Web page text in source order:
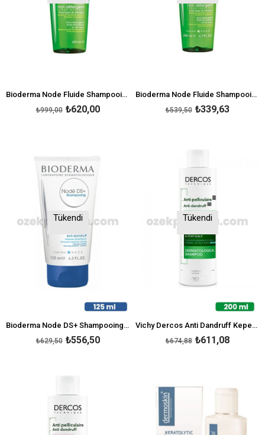
Bioderma Node Fluide Shampooing 400 ml
₺620,00
₺999,00
Bioderma Node Fluide Shampooing 200 ml
₺339,63
₺539,50
Tükendi
Bioderma Node DS+ Shampooing 125 ml
₺556,50
₺629,50
Tükendi
Vichy Dercos Anti Dandruff Kepek Karşıtı Şampuan 200 ml - Normal ve Yağlı Saçlar
₺611,08
₺674,88